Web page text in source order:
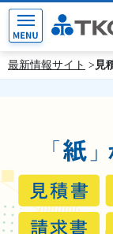
最新情報サイト 見